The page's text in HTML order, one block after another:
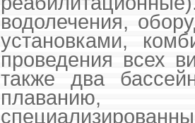
водолечения,
установками,
проведения всех
также два
плаванию,